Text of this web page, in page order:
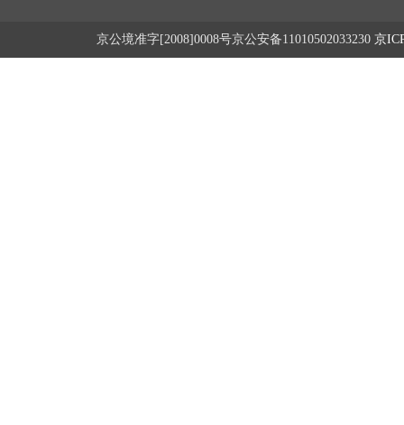
京公境准字[2008]0008号京公安备11010502033230 京